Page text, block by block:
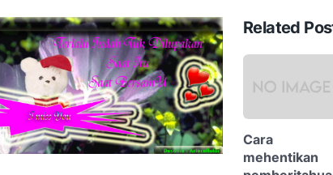
Related
Cara
mehentikan